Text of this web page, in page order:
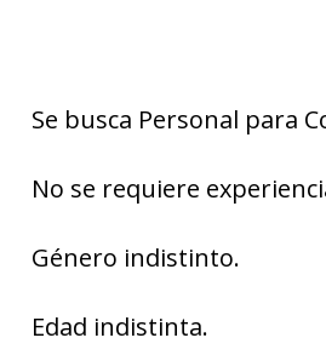
Se busca Personal para
No se requiere
Género indistinto.
Edad indistinta.